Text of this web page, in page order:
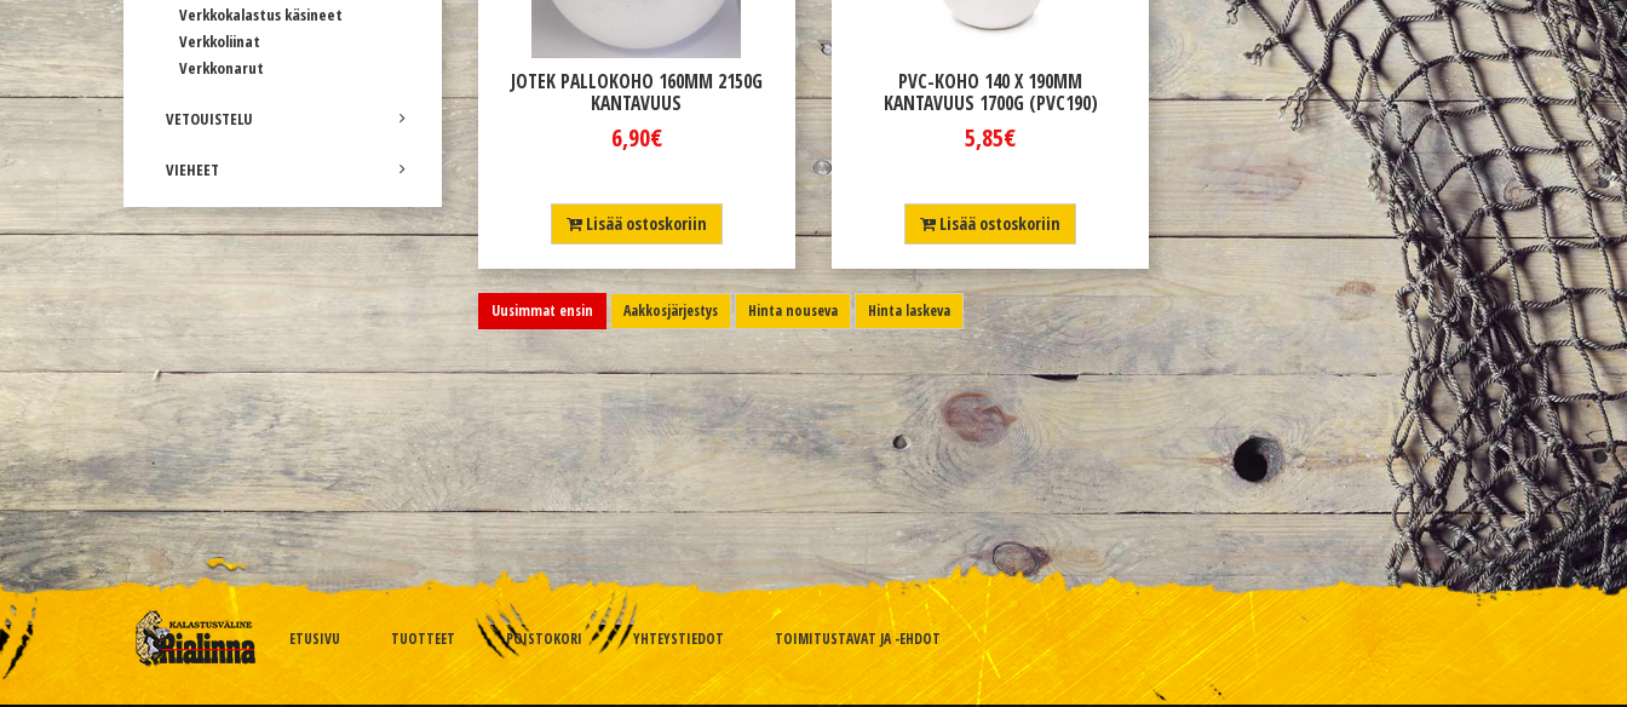
Verkkokalastus käsineet
Verkkoliinat
Verkkonarut
VETOUISTELU
VIEHEET
JOTEK PALLOKOHO 160MM 2150G
KANTAVUUS
6,90€
Lisää ostoskoriin
PVC-KOHO 140 X 190MM
KANTAVUUS 1700G (PVC190)
5,85€
Lisää ostoskoriin
Uusimmat ensin Aakkosjärjestys Hinta nouseva Hinta laskeva
ETUSIVU TUOTTEET POISTOKORI YHTEYSTIEDOT TOIMITUSTAVAT JA -EHDOT